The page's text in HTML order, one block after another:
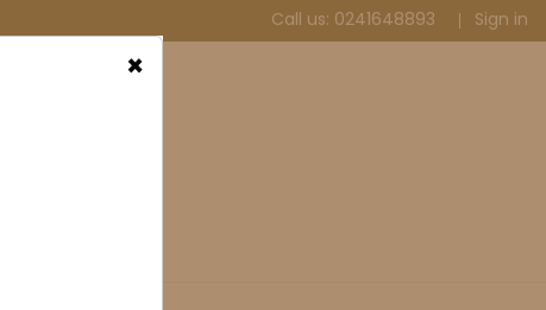
Call us: 0241648893 Sign in
×